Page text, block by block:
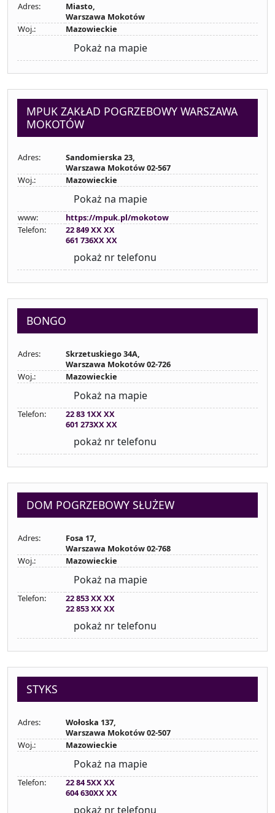
Adres:
Miasto,
Warszawa Mokotów
Woj.:
Mazowieckie
Pokaż na mapie
MPUK ZAKŁAD POGRZEBOWY WARSZAWA
MOKOTÓW
Adres:
Sandomierska 23,
Warszawa Mokotów 02-567
Woj.:
Mazowieckie
Pokaż na mapie
www:
https://mpuk.pl/mokotow
Telefon:
22 849 XX XX
661 736XX XX
pokaż nr telefonu
BONGO
Adres:
Skrzetuskiego 34A,
Warszawa Mokotów 02-726
Woj.:
Mazowieckie
Pokaż na mapie
Telefon:
22 83 1XX XX
601 273XX XX
pokaż nr telefonu
DOM POGRZEBOWY SŁUŻEW
Adres:
Fosa 17,
Warszawa Mokotów 02-768
Woj.:
Mazowieckie
Pokaż na mapie
Telefon:
22 853 XX XX
22 853 XX XX
pokaż nr telefonu
STYKS
Adres:
Wołoska 137,
Warszawa Mokotów 02-507
Woj.:
Mazowieckie
Pokaż na mapie
Telefon:
22 84 5XX XX
604 630XX XX
pokaż nr telefonu